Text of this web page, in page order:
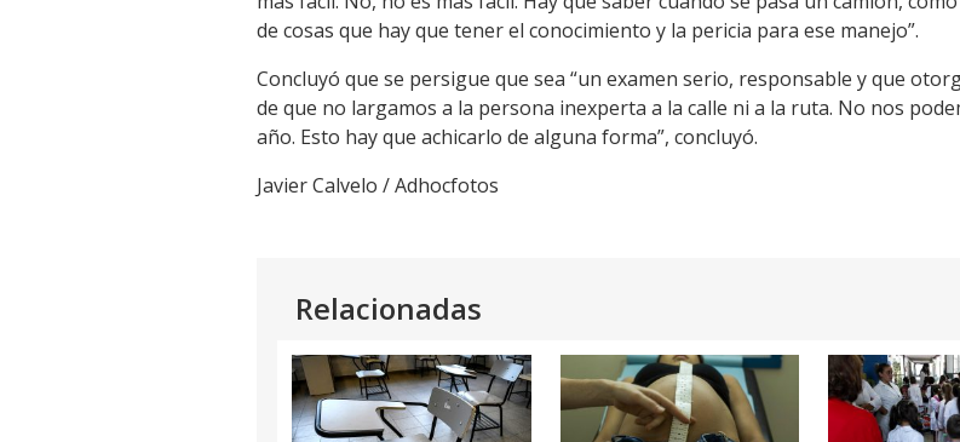
de cosas que hay que tener el conocimiento y la pericia para ese manejo”.
Concluyó que se persigue que sea “un examen serio, responsable y que
de que no largamos a la persona inexperta a la calle ni a la ruta. No nos
año. Esto hay que achicarlo de alguna forma”, concluyó.
Javier Calvelo / Adhocfotos
Relacionadas